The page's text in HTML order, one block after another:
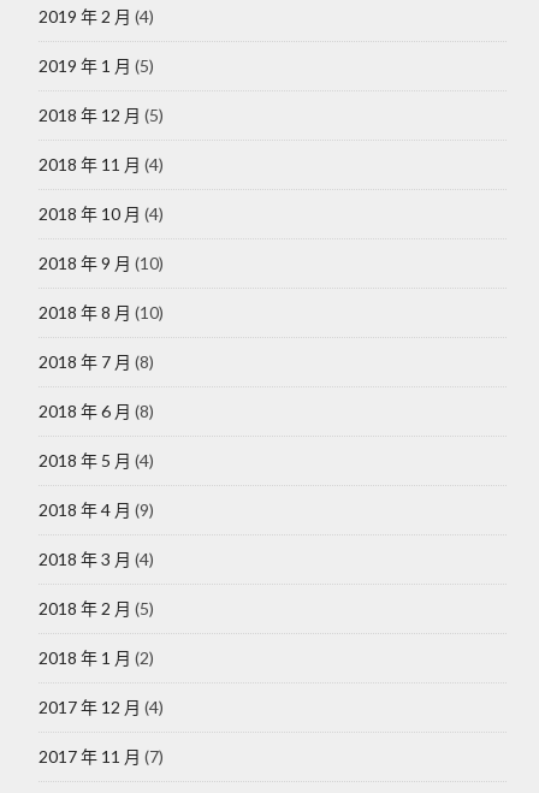
2019 年 2 月 (4)
2019 年 1 月 (5)
2018 年 12 月 (5)
2018 年 11 月 (4)
2018 年 10 月 (4)
2018 年 9 月 (10)
2018 年 8 月 (10)
2018 年 7 月 (8)
2018 年 6 月 (8)
2018 年 5 月 (4)
2018 年 4 月 (9)
2018 年 3 月 (4)
2018 年 2 月 (5)
2018 年 1 月 (2)
2017 年 12 月 (4)
2017 年 11 月 (7)